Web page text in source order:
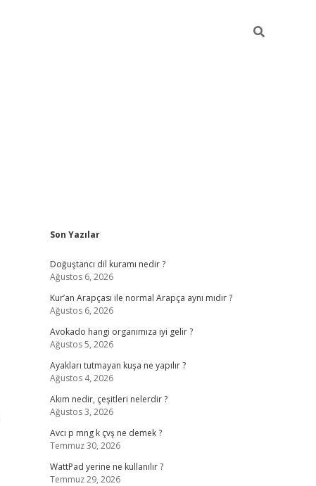
Sidebar
Son Yazılar
Doğuştancı dil kuramı nedir ?
Ağustos 6, 2026
Kur’an Arapçası ile normal Arapça aynı mıdır ?
Ağustos 6, 2026
Avokado hangi organımıza iyi gelir ?
Ağustos 5, 2026
Ayakları tutmayan kuşa ne yapılır ?
Ağustos 4, 2026
Akım nedir, çeşitleri nelerdir ?
Ağustos 3, 2026
Avcı p mng k çvş ne demek ?
Temmuz 30, 2026
WattPad yerine ne kullanılır ?
Temmuz 29, 2026